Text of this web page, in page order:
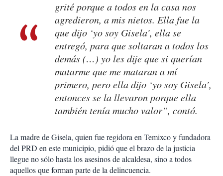
grité porque a todos en la casa nos
agredieron, a mis nietos. Ella fue la
que dijo ‘yo soy Gisela’, ella se
entregó, para que soltaran a todos los
demás (…) yo les dije que si querían
matarme que me mataran a mí
primero, pero ella dijo ‘yo soy Gisela’,
entonces se la llevaron porque ella
también tenía mucho valor”, contó.
La madre de Gisela, quien fue regidora en Temixco y fundadora
del PRD en este municipio, pidió que el brazo de la justicia
llegue no sólo hasta los asesinos de alcaldesa, sino a todos
aquellos que forman parte de la delincuencia.